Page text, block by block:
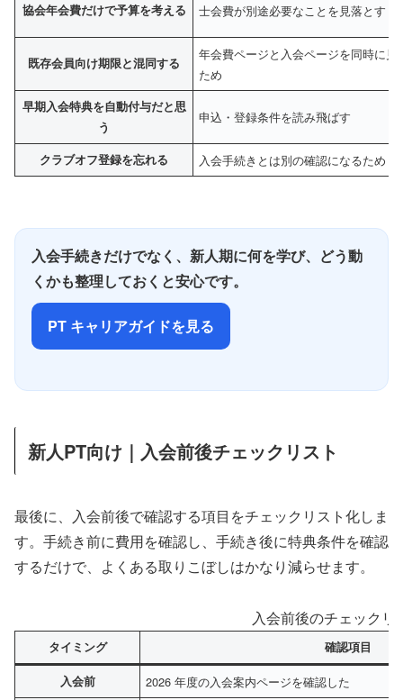
協会年会費だけで予算を考える 士会費が別途必要なことを見落とす
既存会員向け期限と混同する
年会費ページと入会ページを同時に見
ため
早期入会特典を自動付与だと思
う
申込・登録条件を読み飛ばす
クラブオフ登録を忘れる 入会手続きとは別の確認になるため
入会手続きだけでなく、新人期に何を学び、どう動
くかも整理しておくと安心です。
PT キャリアガイドを見る
新人PT向け｜入会前後チェックリスト
最後に、入会前後で確認する項目をチェックリスト化しま
す。手続き前に費用を確認し、手続き後に特典条件を確認
するだけで、よくある取りこぼしはかなり減らせます。
入会前後のチェックリ
タイミング 確認項目
入会前 2026 年度の入会案内ページを確認した